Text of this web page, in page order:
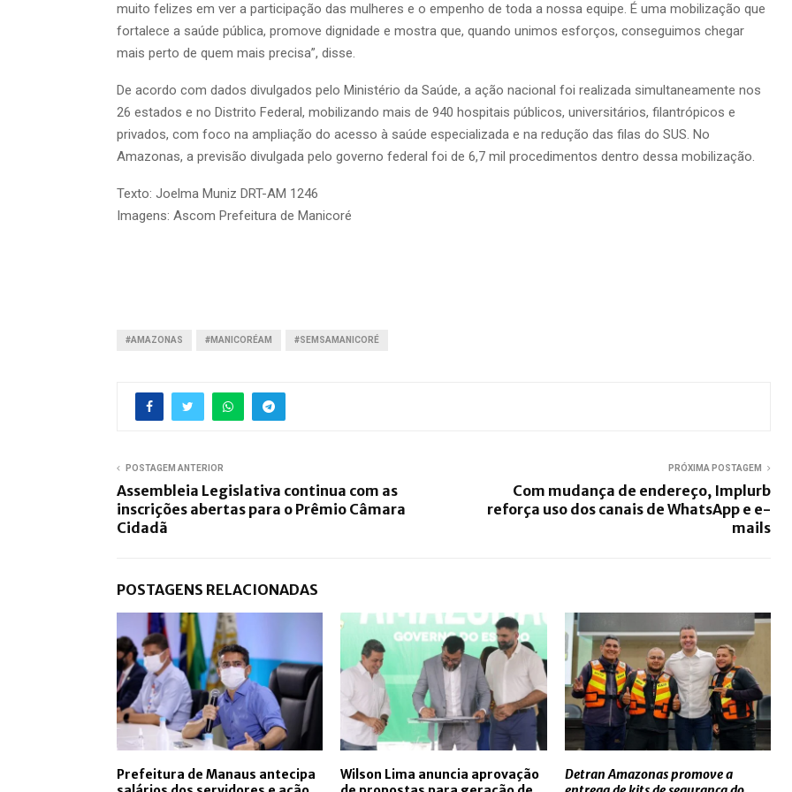
muito felizes em ver a participação das mulheres e o empenho de toda a nossa equipe. É uma mobilização que
fortalece a saúde pública, promove dignidade e mostra que, quando unimos esforços, conseguimos chegar
mais perto de quem mais precisa”, disse.
De acordo com dados divulgados pelo Ministério da Saúde, a ação nacional foi realizada simultaneamente nos
26 estados e no Distrito Federal, mobilizando mais de 940 hospitais públicos, universitários, filantrópicos e
privados, com foco na ampliação do acesso à saúde especializada e na redução das filas do SUS. No
Amazonas, a previsão divulgada pelo governo federal foi de 6,7 mil procedimentos dentro dessa mobilização.
Texto: Joelma Muniz DRT-AM 1246
Imagens: Ascom Prefeitura de Manicoré
#AMAZONAS #MANICORÉAM #SEMSAMANICORÉ
POSTAGEM ANTERIOR
Assembleia Legislativa continua com as
inscrições abertas para o Prêmio Câmara
Cidadã
PRÓXIMA POSTAGEM
Com mudança de endereço, Implurb
reforça uso dos canais de WhatsApp e e-
mails
POSTAGENS RELACIONADAS
Prefeitura de Manaus antecipa
Wilson Lima anuncia aprovação
Detran Amazonas promove a